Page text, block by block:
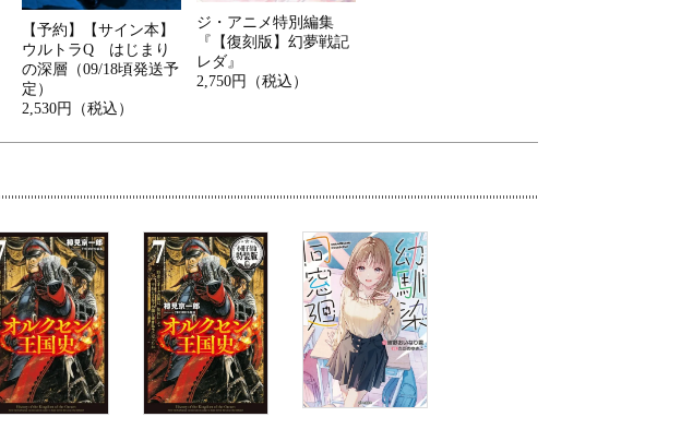
【予約】【サイン本】
ウルトラQ はじまり
の深層（09/18頃発送予
定）
2,530円（税込）
ジ・アニメ特別編集
『【復刻版】幻夢戦記
レダ』
2,750円（税込）